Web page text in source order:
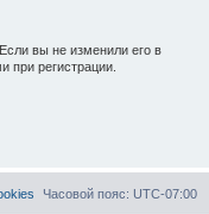
вы не изменили его в
при регистрации.
Часовой пояс: UTC-07:00